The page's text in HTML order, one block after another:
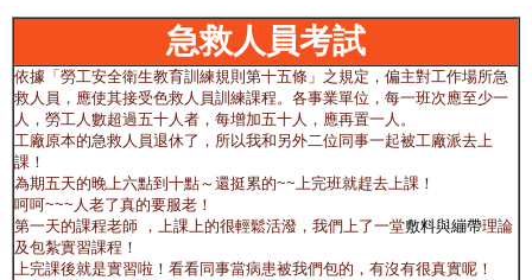
急救人員考試
依據「勞工安全衛生教育訓練規則第十五條」之規定，偏主對工作場所急
救人員，應使其接受色救人員訓練課程。各事業單位，每一班次應至少一
人，勞工人數超過五十人者，每增加五十人，應再置一人。
工廠原本的急救人員退休了，所以我和另外二位同事一起被工廠派去上
課！
為期五天的晚上六點到十點～還挺累的~~上完班就趕去上課！
呵呵~~~人老了真的要服老！
第一天的課程老師 ，上課上的很輕鬆活潑，我們上了一堂敷料與繃帶理論
及包紮實習課程！
上完課後就是實習啦！看看同事當病患被我們包的，有沒有很真實呢！